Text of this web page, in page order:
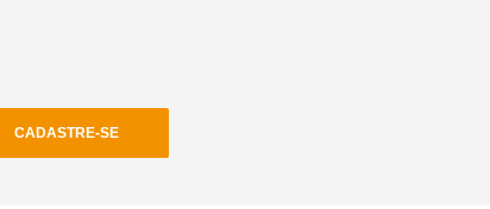
CADASTRE-SE